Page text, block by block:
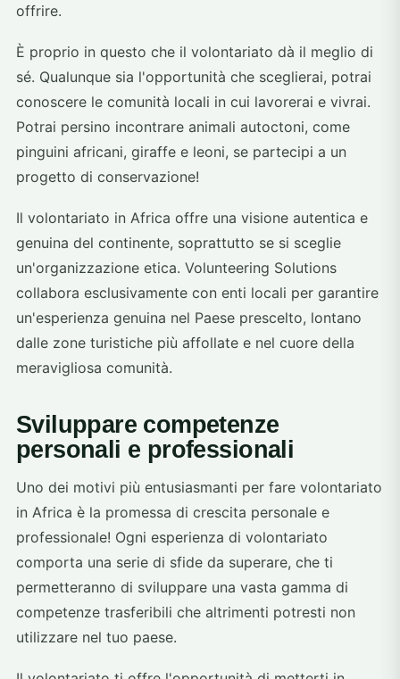
offrire.
È proprio in questo che il volontariato dà il meglio di
sé. Qualunque sia l'opportunità che sceglierai, potrai
conoscere le comunità locali in cui lavorerai e vivrai.
Potrai persino incontrare animali autoctoni, come
pinguini africani, giraffe e leoni, se partecipi a un
progetto di conservazione!
Il volontariato in Africa offre una visione autentica e
genuina del continente, soprattutto se si sceglie
un'organizzazione etica. Volunteering Solutions
collabora esclusivamente con enti locali per garantire
un'esperienza genuina nel Paese prescelto, lontano
dalle zone turistiche più affollate e nel cuore della
meravigliosa comunità.
Sviluppare competenze
personali e professionali
Uno dei motivi più entusiasmanti per fare volontariato
in Africa è la promessa di crescita personale e
professionale! Ogni esperienza di volontariato
comporta una serie di sfide da superare, che ti
permetteranno di sviluppare una vasta gamma di
competenze trasferibili che altrimenti potresti non
utilizzare nel tuo paese.